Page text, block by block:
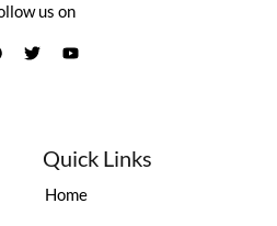
us on
Quick Links
Home